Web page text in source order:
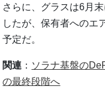
さらに、グラスは6月
したが、保有者へのエ
予定だ。
関連 ： ソラナ基盤の
の最終段階へ